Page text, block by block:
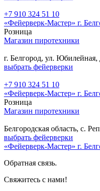
+7 910 324 51 10
«Фейерверк-Мастер» г.
Розница
Магазин пиротехники
г. Белгород, ул. Юбилейная,
выбрать фейерверки
+7 910 324 51 10
«Фейерверк-Мастер» г.
Розница
Магазин пиротехники
Белгородская область, с.
выбрать фейерверки
«Фейерверк-Мастер» г.
Обратная связь.
Свяжитесь с нами!